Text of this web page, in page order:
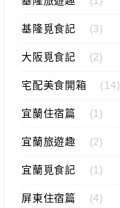
基隆覓食記 (3)
大阪覓食記 (2)
宅配美食開箱 (14)
宜蘭住宿篇 (1)
宜蘭旅遊趣 (2)
宜蘭覓食記 (1)
屏東住宿篇 (4)